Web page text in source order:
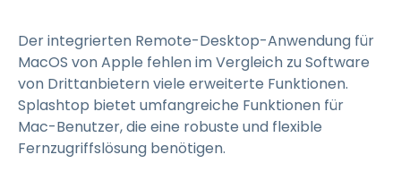
Der integrierten Remote-Desktop-Anwendung für
MacOS von Apple fehlen im Vergleich zu Software
von Drittanbietern viele erweiterte Funktionen.
Splashtop bietet umfangreiche Funktionen für
Mac-Benutzer, die eine robuste und flexible
Fernzugriffslösung benötigen.